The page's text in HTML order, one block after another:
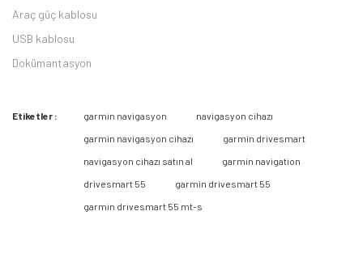
Araç güç kablosu
USB kablosu
Dokümantasyon
Bu ürüne ilk yorumu siz yapın 2.000 Puan Kazanın!
Yorum Yaz
Etiketler : garmin navigasyon
navigasyon cihazı
garmin navigasyon cihazı
garmin drivesmart
navigasyon cihazı satın al
garmin navigation
drivesmart 55
garmin drivesmart 55
garmin drivesmart 55 mt-s